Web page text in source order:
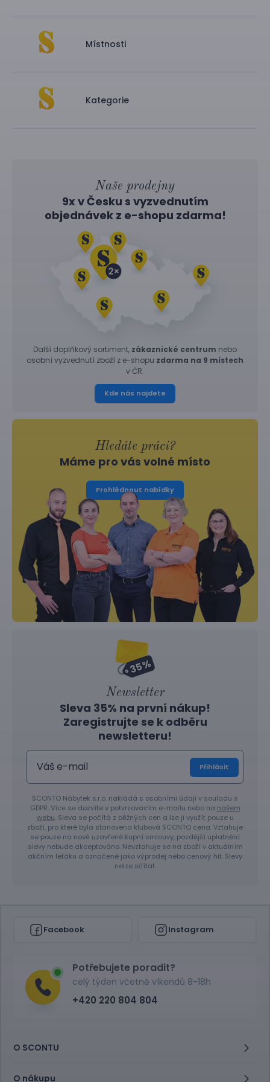
Místnosti
Kategorie
Naše prodejny
9x v Česku s vyzvednutím
objednávek z e-shopu zdarma!
Další doplňkový sortiment, zákaznické centrum nebo
osobní vyzvednutí zboží z e-shopu zdarma na 9 místech
v ČR.
Kde nás najdete
Hledáte práci?
Máme pro vás volné místo
Prohlédnout nabídky
Newsletter
Sleva 35% na první nákup!
Zaregistrujte se k odběru
newsletteru!
Přihlásit
SCONTO Nábytek s.r.o. nakládá s osobními údaji v souladu s
GDPR. Více se dozvíte v potvrzovacím e-mailu nebo na našem
webu. Sleva se počítá z běžných cen a lze ji využít pouze u
zboží, pro které byla stanovena klubová SCONTO cena. Vztahuje
se pouze na nově uzavřené kupní smlouvy, pozdější uplatnění
slevy nebude akceptováno. Nevztahuje se na zboží v aktuálním
akčním letáku a označené jako výprodej nebo cenový hit. Slevy
nelze sčítat.
Facebook Instagram
Potřebujete poradit?
celý týden včetně víkendů 8-18h
+420 220 804 804
O SCONTU
O nákupu